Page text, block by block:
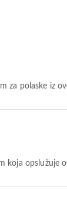
za polaske iz
koja opslužuje